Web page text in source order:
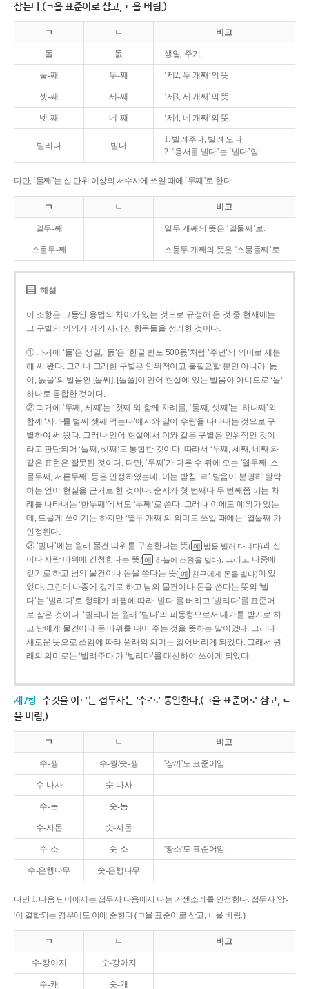
삼는다.(ㄱ을 표준어로 삼고, ㄴ을 버림.)
ㄱ ㄴ 비고
돌 돐 생일, 주기.
둘-째 두-째 ‘제2, 두 개째’의 뜻.
셋-째 세-째 ‘제3, 세 개째’의 뜻.
넷-째 네-째 ‘제4, 네 개째’의 뜻.
빌리다 빌다
1. 빌려주다, 빌려 오다.
2. ‘용서를 빌다’는 ‘빌다’임.
다만, ‘둘째’는 십 단위 이상의 서수사에 쓰일 때에 ‘두째’로 한다.
ㄱ ㄴ 비고
열두-째 열두 개째의 뜻은 ‘열둘째’로.
스물두-째 스물두 개째의 뜻은 ‘스물둘째’로.
해설
이 조항은 그동안 용법의 차이가 있는 것으로 규정해 온 것 중 현재에는
그 구별의 의의가 거의 사라진 항목들을 정리한 것이다.
① 과거에 ‘돌’은 생일, ‘돐’은 ‘한글 반포 500돐’처럼 ‘주년’의 의미로 세분
해 써 왔다. 그러나 그러한 구별은 인위적이고 불필요할 뿐만 아니라 ‘돐
이, 돐을’의 발음인 [돌씨], [돌쓸]이 언어 현실에 있는 발음이 아니므로 ‘돌’
하나로 통합한 것이다.
② 과거에 ‘두째, 세째’는 ‘첫째’와 함께 차례를, ‘둘째, 셋째’는 ‘하나째’와
함께 ‘사과를 벌써 셋째 먹는다’에서와 같이 수량을 나타내는 것으로 구
별하여 써 왔다. 그러나 언어 현실에서 이와 같은 구별은 인위적인 것이
라고 판단되어 ‘둘째, 셋째’로 통합한 것이다. 따라서 ‘두째, 세째, 네째’와
같은 표현은 잘못된 것이다. 다만, ‘두째’가 다른 수 뒤에 오는 ‘열두째, 스
물두째, 서른두째’ 등은 인정하였는데, 이는 받침 ‘ㄹ’ 발음이 분명히 탈락
하는 언어 현실을 근거로 한 것이다. 순서가 첫 번째나 두 번째쯤 되는 차
례를 나타내는 ‘한두째’에서도 ‘두째’로 쓴다. 그러나 이에도 예외가 있는
데, 드물게 쓰이기는 하지만 ‘열두 개째’의 의미로 쓰일 때에는 ‘열둘째’가
인정된다.
③ ‘빌다’에는 원래 물건 따위를 구걸한다는 뜻( 예 밥을 빌러 다니다)과 신
이나 사람 따위에 간청한다는 뜻( 예 하늘에 소원을 빌다), 그리고 나중에
갚기로 하고 남의 물건이나 돈을 쓴다는 뜻( 예 친구에게 돈을 빌다)이 있
었다. 그런데 나중에 갚기로 하고 남의 물건이나 돈을 쓴다는 뜻의 ‘빌
다’는 ‘빌리다’로 형태가 바뀜에 따라 ‘빌다’를 버리고 ‘빌리다’를 표준어
로 삼은 것이다. ‘빌리다’는 원래 ‘빌다’의 피동형으로서 대가를 받기로 하
고 남에게 물건이나 돈 따위를 내어 주는 것을 뜻하는 말이었다. 그러나
새로운 뜻으로 쓰임에 따라 원래의 의미는 잃어버리게 되었다. 그래서 원
래의 의미로는 ‘빌려주다’가 ‘빌리다’를 대신하여 쓰이게 되었다.
제7항 수컷을 이르는 접두사는 '수-'로 통일한다.(ㄱ을 표준어로 삼고, ㄴ
을 버림.)
ㄱ ㄴ 비고
수-꿩 수-퀑/숫-꿩 '장끼'도 표준어임.
수-나사 숫-나사
수-놈 숫-놈
수-사돈 숫-사돈
수-소 숫-소 '황소'도 표준어임.
수-은행나무 숫-은행나무
다만 1. 다음 단어에서는 접두사 다음에서 나는 거센소리를 인정한다. 접두사 '암-
'이 결합되는 경우에도 이에 준한다.(ㄱ을 표준어로 삼고, ㄴ을 버림.)
ㄱ ㄴ 비고
수-캉아지 숫-강아지
수-캐 숫-개